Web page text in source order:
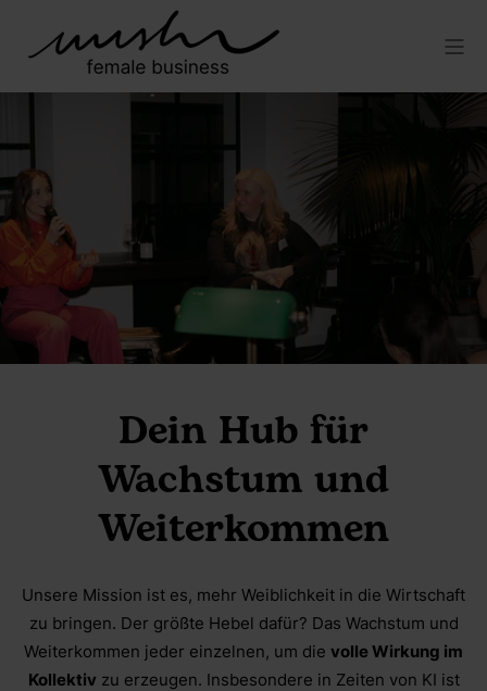
Dein Hub für
Wachstum und
Weiterkommen
Unsere Mission ist es, mehr Weiblichkeit in die Wirtschaft
zu bringen. Der größte Hebel dafür? Das Wachstum und
Weiterkommen jeder einzelnen, um die volle Wirkung im
Kollektiv zu erzeugen. Insbesondere in Zeiten von KI ist